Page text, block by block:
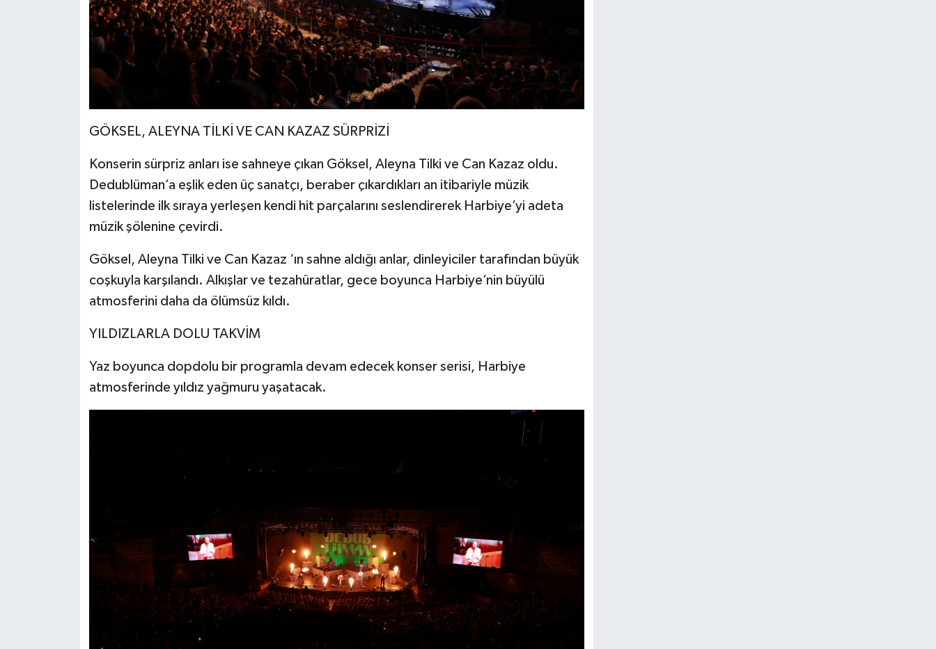
GÖKSEL, ALEYNA TİLKİ VE CAN KAZAZ SÜRPRİZİ
Konserin sürpriz anları ise sahneye çıkan Göksel, Aleyna Tilki ve Can Kazaz oldu.
Dedublüman’a eşlik eden üç sanatçı, beraber çıkardıkları an itibariyle müzik
listelerinde ilk sıraya yerleşen kendi hit parçalarını seslendirerek Harbiye’yi adeta
müzik şölenine çevirdi.
Göksel, Aleyna Tilki ve Can Kazaz ‘ın sahne aldığı anlar, dinleyiciler tarafından büyük
coşkuyla karşılandı. Alkışlar ve tezahüratlar, gece boyunca Harbiye’nin büyülü
atmosferini daha da ölümsüz kıldı.
YILDIZLARLA DOLU TAKVİM
Yaz boyunca dopdolu bir programla devam edecek konser serisi, Harbiye
atmosferinde yıldız yağmuru yaşatacak.